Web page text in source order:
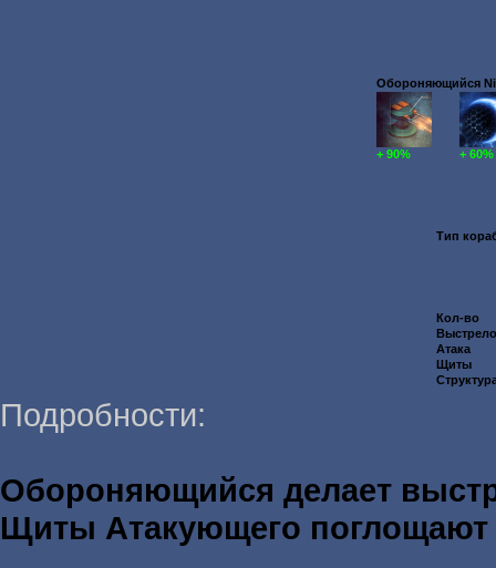
Обороняющийся
+ 90% + 60%
Тип
Кол-во
Атака
Щиты
Подробности:
Обороняющийся делает
Щиты Атакующего поглощают